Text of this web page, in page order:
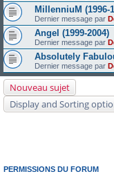
MillenniuM (1996-
Dernier message par
Angel (1999-2004)
Dernier message par
Absolutely
Dernier message par
Nouveau sujet
Display and Sorting
PERMISSIONS DU FORUM